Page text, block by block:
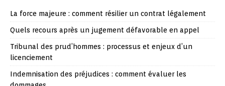
La force majeure : comment résilier un contrat légalement
Quels recours après un jugement défavorable en appel
Tribunal des prud’hommes : processus et enjeux d’un
licenciement
Indemnisation des préjudices : comment évaluer les